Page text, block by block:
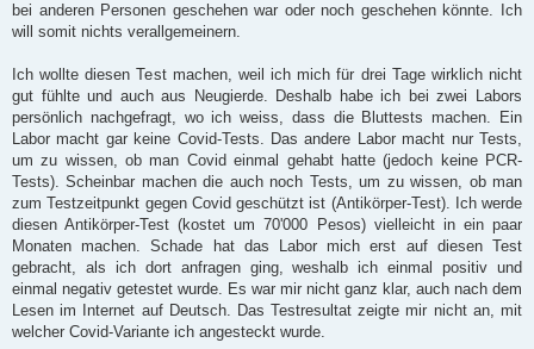
r
a
bei anderen Personen geschehen war oder noch geschehen könnte. Ich
will somit nichts verallgemeinern.
Ich wollte diesen Test machen, weil ich mich für drei Tage wirklich nicht
gut fühlte und auch aus Neugierde. Deshalb habe ich bei zwei Labors
persönlich nachgefragt, wo ich weiss, dass die Bluttests machen. Ein
Labor macht gar keine Covid-Tests. Das andere Labor macht nur Tests,
um zu wissen, ob man Covid einmal gehabt hatte (jedoch keine PCR-
Tests). Scheinbar machen die auch noch Tests, um zu wissen, ob man
zum Testzeitpunkt gegen Covid geschützt ist (Antikörper-Test). Ich werde
diesen Antikörper-Test (kostet um 70'000 Pesos) vielleicht in ein paar
Monaten machen. Schade hat das Labor mich erst auf diesen Test
gebracht, als ich dort anfragen ging, weshalb ich einmal positiv und
einmal negativ getestet wurde. Es war mir nicht ganz klar, auch nach dem
Lesen im Internet auf Deutsch. Das Testresultat zeigte mir nicht an, mit
welcher Covid-Variante ich angesteckt wurde.